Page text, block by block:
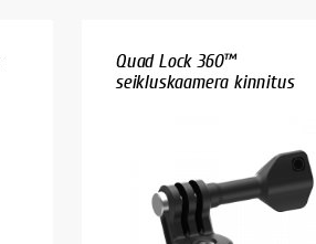
Quad Lock 360™
seikluskaamera kinnitus